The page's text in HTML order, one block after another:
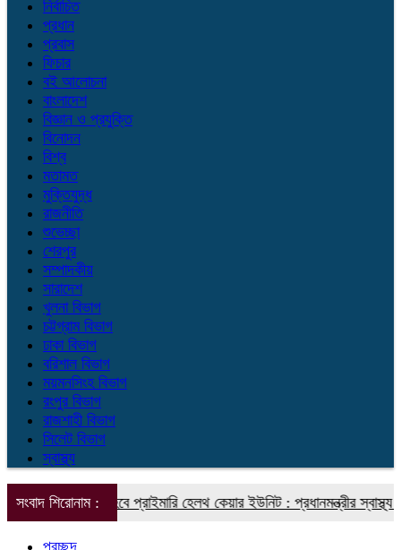
নির্বাচিত
প্রধান
প্রবাস
ফিচার
বই আলোচনা
বাংলাদেশ
বিজ্ঞান ও প্রযুক্তি
বিনোদন
বিশ্ব
মতামত
মুক্তিযুদ্ধ
রাজনীতি
শুভেচ্ছা
শেরপুর
সম্পাদকীয়
সারাদেশ
খুলনা বিভাগ
চট্টগ্রাম বিভাগ
ঢাকা বিভাগ
বরিশাল বিভাগ
ময়মনসিংহ বিভাগ
রংপুর বিভাগ
রাজশাহী বিভাগ
সিলেট বিভাগ
স্বাস্থ্য
সংবাদ শিরোনাম :
তোলা হবে প্রাইমারি হেলথ কেয়ার ইউনিট : প্রধানমন্ত্রীর স্বাস্থ্য বিষয়ক
প্রচ্ছদ